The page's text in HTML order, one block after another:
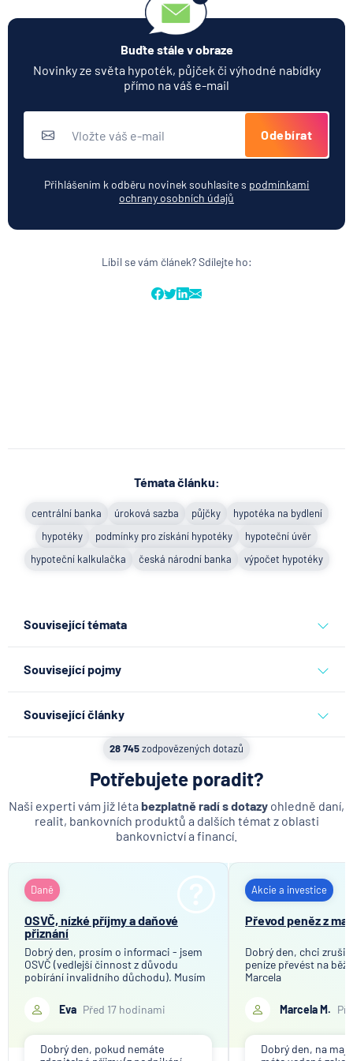
Buďte stále v obraze
Novinky ze světa hypoték, půjček či výhodné nabídky
přímo na váš e-mail
Odebírat
Přihlášením k odběru novinek souhlasíte s podmínkami
ochrany osobních údajů
Líbil se vám článek? Sdílejte ho:
Témata článku:
centrální banka úroková sazba půjčky
hypotéka na bydlení
hypotéky
podmínky pro získání hypotéky
hypoteční úvěr
hypoteční kalkulačka
česká národní banka výpočet hypotéky
Související témata
hypotéky
podmínky pro získání hypotéky
Související pojmy
Pojištění hypotéky
Doplňková část hypotečního úvěru
Realitní kancelář
Hodnota nemovitosti
Zpětné proplacení vlastních nákladů
Bankovní záruka
Zajištění půjčky
Tepelné čerpadlo
Související články
Stupně invalidity podle
nemocí: Které to jsou a co
rozhoduje o nároku v roce
2026
10.8.2026 Osobní a rodinné finance
Pomůže cestovní pojištění
nebo okamžitá návštěva
místní policie
Kdy vznikne nárok na PPM i
bez aktuálního zaměstnání
Pojištění
28 745zodpovězených dotazů
Potřebujete poradit?
Naši experti vám již léta bezplatně radí s dotazy ohledně daní,
realit, bankovních produktů a dalších témat z oblasti
bankovnictví a financí.
Daně
OSVČ, nízké příjmy a daňové
přiznání
Dobrý den, prosím o informaci - jsem
OSVČ (vedlejší činnost z důvodu
pobírání invalidního důchodu). Musím
roční příjmy z OSVČ nepřesáhnou 20
000 Kč? A jak by to bylo později v
odpov
Eva Před 17 hodinami
Dobrý den, pokud nemáte
Akcie a investice
Převod peněz z
Dobrý den, chci
peníze převést na
Marcela
Marcela M.
Dobrý den, na